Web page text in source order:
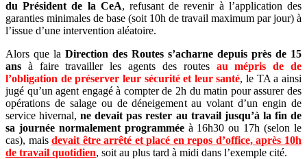
du Président de la CeA, refusant de revenir à l’application des
garanties minimales de base (soit 10h de travail maximum par jour) à
l’issue d’une intervention aléatoire.
Alors que la Direction des Routes s’acharne depuis près de 15
ans à faire travailler les agents des routes au mépris de de
l’obligation de préserver leur sécurité et leur santé, le TA a ainsi
jugé qu’un agent engagé à compter de 2h du matin pour assurer des
opérations de salage ou de déneigement au volant d’un engin de
service hivernal,ne devait pas rester au travail jusqu’à la fin de
sa journée normalement programméeà 16h30 ou 17h (selon le
cas), maisdevait être arrêté et placé en repos d’office, après 10h
de travail quotidien, soit au plus tard à midi dans l’exemple cité.